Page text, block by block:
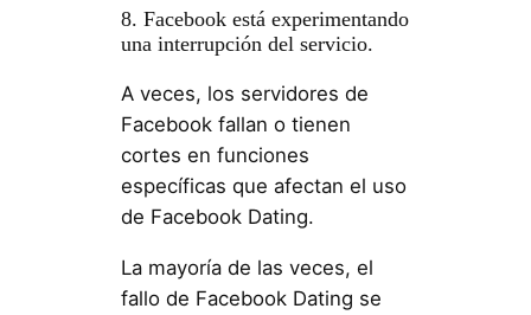
8. Facebook está experimentando
una interrupción del servicio.
A veces, los servidores de
Facebook fallan o tienen
cortes en funciones
específicas que afectan el uso
de Facebook Dating.
La mayoría de las veces, el
fallo de Facebook Dating se